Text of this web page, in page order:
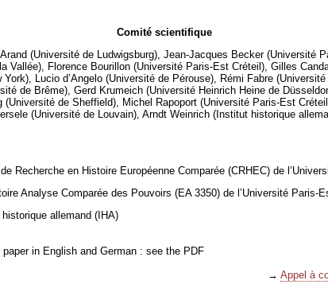
Comité scientifique
(Université de Ludwigsburg), Jean-Jacques Becker
Vallée), Florence Bourillon (Université Paris-Est Créteil), Gilles
York), Lucio d’Angelo (Université de Pérouse), Rémi Fabre
de Brême), Gerd Krumeich (Université Heinrich Heine de
(Université de Sheffield), Michel Rapoport (Université Paris-Est
(Université de Louvain), Arndt Weinrich (Institut historique
Recherche en Histoire Européenne Comparée (CRHEC) de
Analyse Comparée des Pouvoirs (EA 3350) de l’Université Paris-
historique allemand (IHA)
paper in English and German : see the PDF
→ Appel à